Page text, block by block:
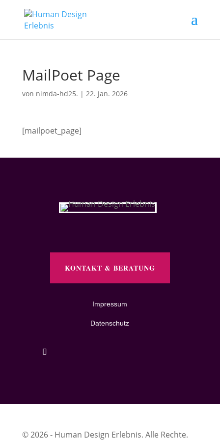
MailPoet Page
von nimda-hd25. | 22. Jan. 2026
[mailpoet_page]
KONTAKT & BERATUNG
Impressum
Datenschutz
© 2026 - Human Design Erlebnis. Alle Rechte.